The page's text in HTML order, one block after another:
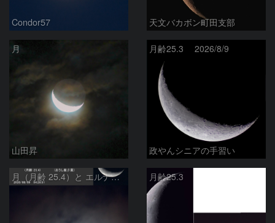
Condor57 天文バカボン町田支部
月
山田昇
月齢25.3 2026/8/9
政やんシニアの手習い
月（月齢 25.4）と エルナト（おうし座β星） 月齢25.3